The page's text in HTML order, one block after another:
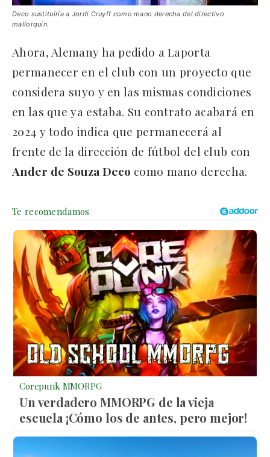
Deco sustituiría a Jordi Cruyff como mano derecha del directivo
mallorquín.
Ahora, Alemany ha pedido a Laporta
permanecer en el club con un proyecto que
considera suyo y en las mismas condiciones
en las que ya estaba. Su contrato acabará en
2024 y todo indica que permanecerá al
frente de la dirección de fútbol del club con
Ander de Souza Deco como mano derecha.
Corepunk MMORPG
Un verdadero MMORPG de la vieja
escuela ¡Cómo los de antes, pero mejor!